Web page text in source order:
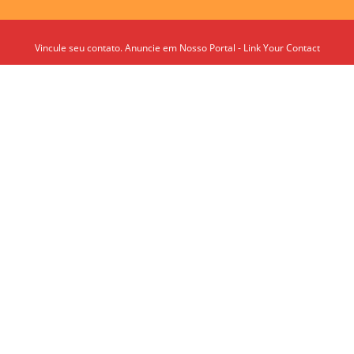
Vincule seu contato. Anuncie em Nosso Portal - Link Your Contact